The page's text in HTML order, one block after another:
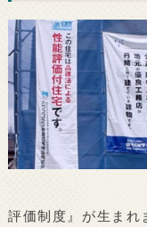
評価制度』が生まれ